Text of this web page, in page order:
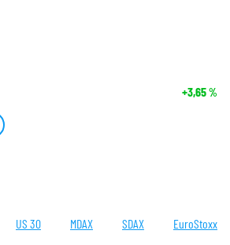
+3,65%
US 30 MDAX SDAX EuroStoxx